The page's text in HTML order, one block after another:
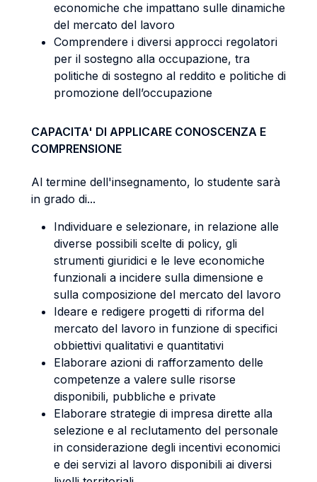
economiche che impattano sulle dinamiche
del mercato del lavoro
Comprendere i diversi approcci regolatori
per il sostegno alla occupazione, tra
politiche di sostegno al reddito e politiche di
promozione dell’occupazione
CAPACITA' DI APPLICARE CONOSCENZA E
COMPRENSIONE
Al termine dell'insegnamento, lo studente sarà
in grado di...
Individuare e selezionare, in relazione alle
diverse possibili scelte di policy, gli
strumenti giuridici e le leve economiche
funzionali a incidere sulla dimensione e
sulla composizione del mercato del lavoro
Ideare e redigere progetti di riforma del
mercato del lavoro in funzione di specifici
obbiettivi qualitativi e quantitativi
Elaborare azioni di rafforzamento delle
competenze a valere sulle risorse
disponibili, pubbliche e private
Elaborare strategie di impresa dirette alla
selezione e al reclutamento del personale
in considerazione degli incentivi economici
e dei servizi al lavoro disponibili ai diversi